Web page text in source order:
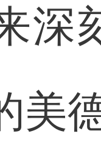
深
美